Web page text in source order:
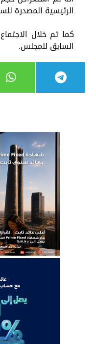
الرئيسية المصدرة
كما تم خلال
السابق للمجلس.